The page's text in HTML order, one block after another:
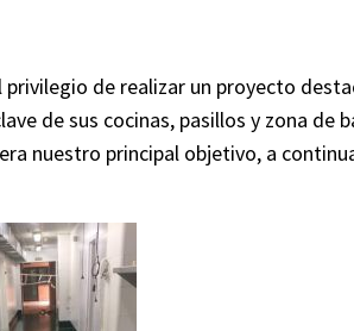
de realizar un proyecto
de sus cocinas, pasillos y zona de
nuestro principal objetivo, a